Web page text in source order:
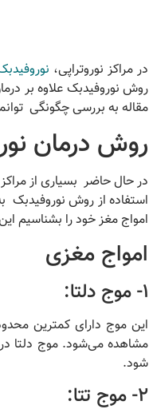
در مراکز نوروتراپی،
روش نوروفیدبک علاوه بر
مقاله به بررسی چگونگی
روش درمان
در حال حاضر بسیاری از
استفاده از روش نوروفیدبک
امواج مغز خود را بشناسیم این امواج به 4
امواج مغزی
1- موج دلتا:
این موج دارای کمترین
مشاهده می‌شود. موج دلتا
شود.
2- موج تتا: